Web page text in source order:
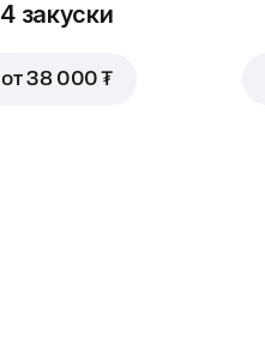
4 закуски
от38 000 ₮